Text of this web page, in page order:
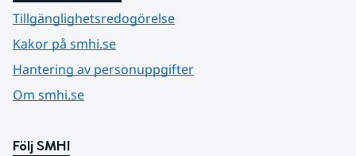
Tillgänglighetsredogörelse
Kakor på smhi.se
Hantering av personuppgifter
Om smhi.se
Följ SMHI